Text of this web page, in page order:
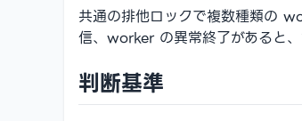
共通の排他ロックで複数種類の
信、worker の異常終了があると
判断基準